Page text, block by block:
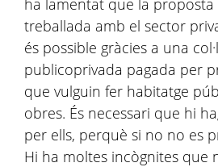
ha lamentat que la proposta
treballada amb el sector
és possible gràcies a una
publicoprivada pagada per
que vulguin fer habitatge
obres. És necessari que hi
per ells, perquè si no no es
Hi ha moltes incògnites que